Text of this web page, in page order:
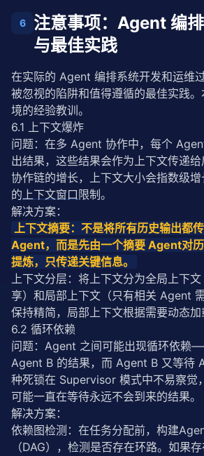
6
注意事项：Agent 编
与最佳实践
在实际的 Agent 编排系统开发和运维
被忽视的陷阱和值得遵循的最佳实践
境的经验教训。
6.1 上下文爆炸
问题：在多 Agent 协作中，每个
出结果，这些结果会作为上下文传递
协作链的增长，上下文大小会指数级
的上下文窗口 限制。
解决方案：
上下文摘要：不是将所有历史输出都
Agent，而是先由一个摘要 Agent对
提炼，只传递关键信息。
上下文分层：将上下文分为全局上下
享）和局部上下文（只有相关 Agent
保持精简，局部上下文根据需要动态加
6.2 循环依赖
问题：Agent 之间可能出现循环依
Agent B 的结果，而 Agent B 又等待
种死锁在 Supervisor 模式中不易察觉
可能一直在等待永远不会到来的结果。
解决方案：
依赖图检测：在任务分配前，构建
（DAG），检测是否存在环路。如果